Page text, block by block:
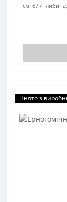
см: 67
Знято з